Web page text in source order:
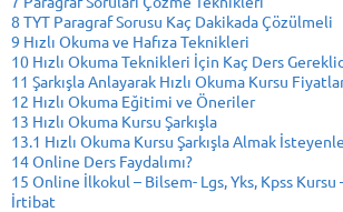
8 TYT Paragraf Sorusu Kaç Dakikada Çözülmeli
9 Hızlı Okuma ve Hafıza Teknikleri
10 Hızlı Okuma Teknikleri İçin Kaç Ders
11 Şarkışla Anlayarak Hızlı Okuma Kursu
12 Hızlı Okuma Eğitimi ve Öneriler
13 Hızlı Okuma Kursu Şarkışla
13.1 Hızlı Okuma Kursu Şarkışla Almak
14Online Ders Faydalımı?
15 Online İlkokul – Bilsem- Lgs, Yks, Kpss
İrtibat